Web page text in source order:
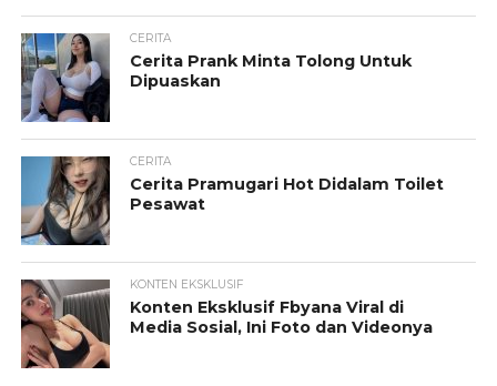
CERITA
Cerita Prank Minta Tolong Untuk
Dipuaskan
CERITA
Cerita Pramugari Hot Didalam Toilet
Pesawat
KONTEN EKSKLUSIF
Konten Eksklusif Fbyana Viral di
Media Sosial, Ini Foto dan Videonya